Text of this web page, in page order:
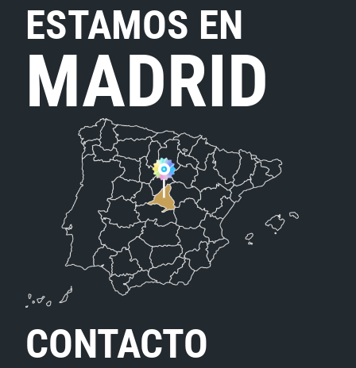
ESTAMOS EN
MADRID
CONTACTO